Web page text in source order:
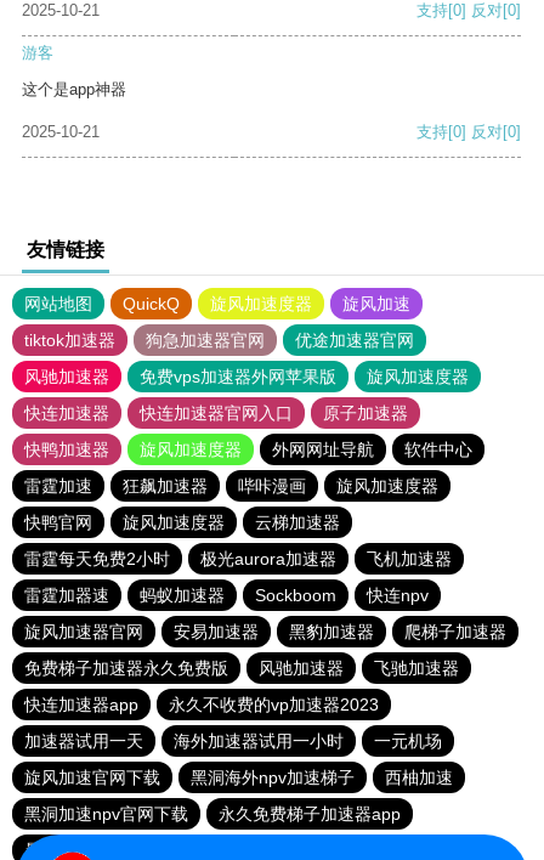
2025-10-21
支持[0] 反对[0]
游客
这个是app神器
2025-10-21 支持[0] 反对[0]
友情链接
网站地图 QuickQ 旋风加速度器
旋风加速
tiktok加速器
狗急加速器官网
优途加速器官网
风驰加速器
免费vps加速器外网苹果版
旋风加速度器
快连加速器
快连加速器官网入口
原子加速器
快鸭加速器
旋风加速度器 外网网址导航
软件中心
雷霆加速
狂飙加速器 哔咔漫画
旋风加速度器
快鸭官网
旋风加速度器
云梯加速器
雷霆每天免费2小时
极光aurora加速器
飞机加速器
雷霆加器速
蚂蚁加速器 Sockboom
快连npv
旋风加速器官网
安易加速器 黑豹加速器
爬梯子加速器
免费梯子加速器永久免费版
风驰加速器
飞驰加速器
快连加速器app
永久不收费的vp加速器2023
加速器试用一天
海外加速器试用一小时
一元机场
旋风加速官网下载
黑洞海外npv加速梯子
西柚加速
黑洞加速npv官网下载
永久免费梯子加速器app
暴雪加速器